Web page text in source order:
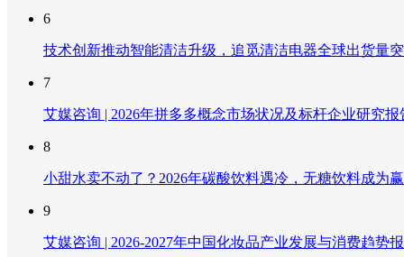
6
技术创新推动智能清洁升级，追觅清洁电器全球出货量
7
艾媒咨询 | 2026年拼多多概念市场状况及标杆企业研究报
8
小甜水卖不动了？2026年碳酸饮料遇冷，无糖饮料成为
9
艾媒咨询 | 2026-2027年中国化妆品产业发展与消费趋势